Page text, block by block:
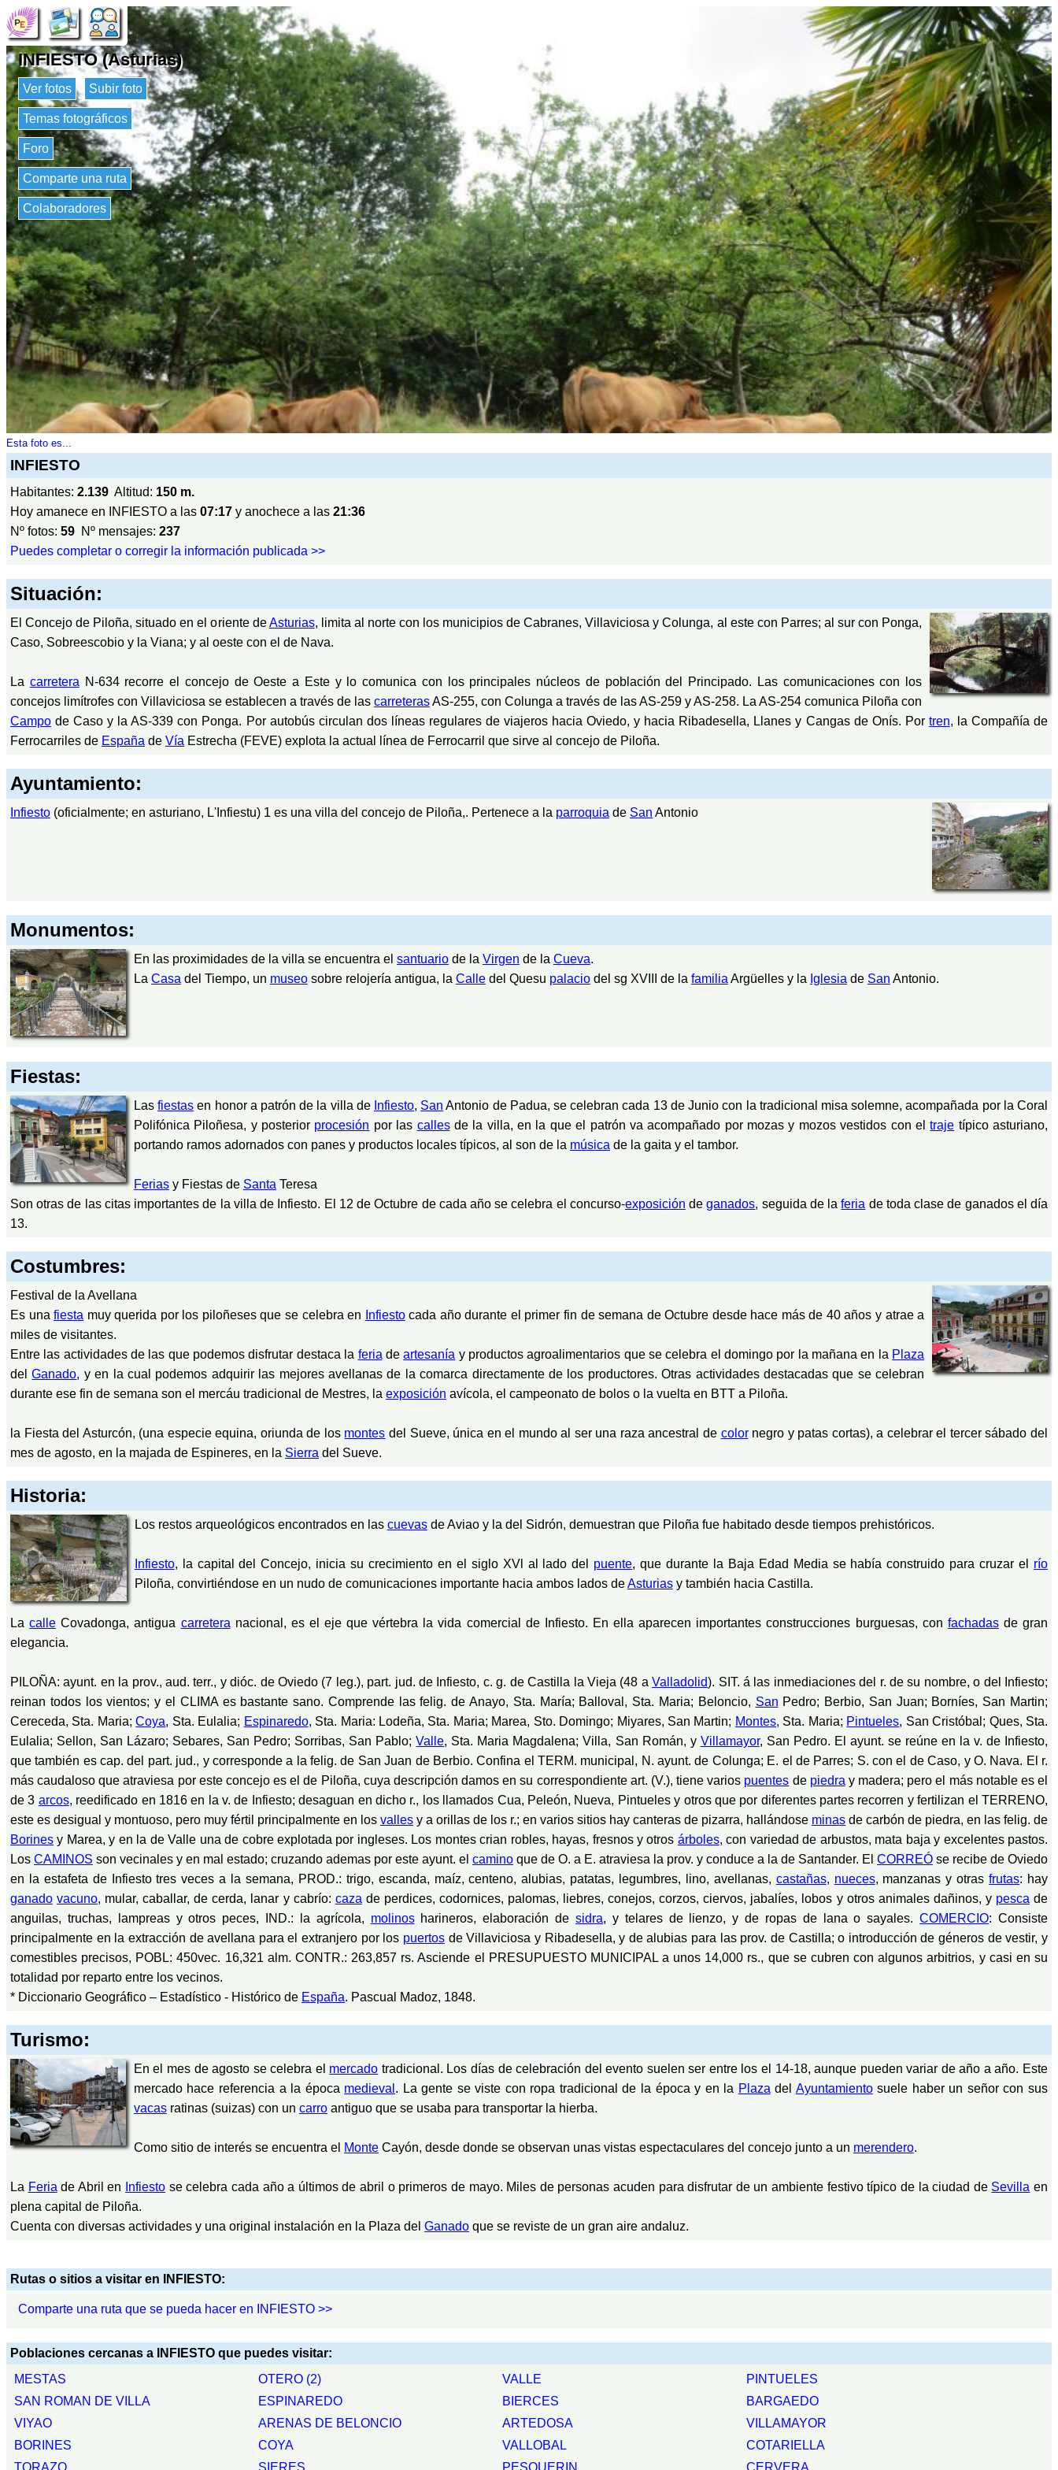
INFIESTO (Asturias)
Ver fotos Subir foto
Temas fotográficos
Foro
Comparte una ruta
Colaboradores
Esta foto es...
INFIESTO
Habitantes: 2.139 Altitud: 150 m.
Hoy amanece en INFIESTO a las 07:17 y anochece a las 21:36
Nº fotos: 59 Nº mensajes: 237
Puedes completar o corregir la información publicada >>
Situación:
El Concejo de Piloña, situado en el oriente deAsturias, limita al norte con los municipios de Cabranes, Villaviciosa y Colunga, al este con Parres; al sur con Ponga,
Caso, Sobreescobio y la Viana; y al oeste con el de Nava.
La carretera N-634 recorre el concejo de Oeste a Este y lo comunica con los principales núcleos de población del Principado. Las comunicaciones con los
concejos limítrofes con Villaviciosa se establecen a través de las carreterasAS-255, con Colunga a través de las AS-259 y AS-258. La AS-254 comunica Piloña con
Campo de Caso y la AS-339 con Ponga. Por autobús circulan dos líneas regulares de viajeros hacia Oviedo, y hacia Ribadesella, Llanes y Cangas de Onís. Por tren, la Compañía de
Ferrocarriles de España de Vía Estrecha (FEVE) explota la actual línea de Ferrocarril que sirve al concejo de Piloña.
Ayuntamiento:
Infiesto (oficialmente; en asturiano, L'Infiestu) 1 es una villa del concejo de Piloña,. Pertenece a la parroquia de San Antonio
Monumentos:
En las proximidades de la villa se encuentra el santuariode la Virgen de la Cueva.
La Casa del Tiempo, un museosobre relojería antigua, la Calledel Quesu palaciodel sg XVIII de la familia Argüelles y la Iglesia de San Antonio.
Fiestas:
Lasfiestas en honor a patrón de la villa de Infiesto, San Antonio de Padua, se celebran cada 13 de Junio con la tradicional misa solemne, acompañada por la Coral
Polifónica Piloñesa, y posterior procesión por las callesde la villa, en la que el patrón va acompañado por mozas y mozos vestidos con eltraje típico asturiano,
portando ramos adornados con panes y productos locales típicos, al son de la música de la gaita y el tambor.
Feriasy Fiestas de Santa Teresa
Son otras de las citas importantes de la villa de Infiesto. El 12 de Octubre de cada año se celebra el concurso-exposición deganados, seguida de laferia de toda clase de ganados el día
13.
Costumbres:
Festival de la Avellana
Es unafiesta muy querida por los piloñeses que se celebra en Infiestocada año durante el primer fin de semana de Octubre desde hace más de 40 años y atrae a
miles de visitantes.
Entre las actividades de las que podemos disfrutar destaca la feria deartesanía y productos agroalimentarios que se celebra el domingo por la mañana en la Plaza
delGanado, y en la cual podemos adquirir las mejores avellanas de la comarca directamente de los productores. Otras actividades destacadas que se celebran
durante ese fin de semana son el mercáu tradicional de Mestres, la exposición avícola, el campeonato de bolos o la vuelta en BTT a Piloña.
la Fiesta del Asturcón, (una especie equina, oriunda de los montes del Sueve, única en el mundo al ser una raza ancestral de colornegro y patas cortas), a celebrar el tercer sábado del
mes de agosto, en la majada de Espineres, en la Sierra del Sueve.
Historia:
Los restos arqueológicos encontrados en las cuevasde Aviao y la del Sidrón, demuestran que Piloña fue habitado desde tiempos prehistóricos.
Infiesto, la capital del Concejo, inicia su crecimiento en el siglo XVl al lado del puente, que durante la Baja Edad Media se había construido para cruzar el río
Piloña, convirtiéndose en un nudo de comunicaciones importante hacia ambos lados deAsturiasy también hacia Castilla.
Lacalle Covadonga, antigua carretera nacional, es el eje que vértebra la vida comercial de Infiesto. En ella aparecen importantes construcciones burguesas, con fachadasde gran
elegancia.
PILOÑA: ayunt. en la prov., aud. terr., y dióc. de Oviedo (7 leg.), part. jud. de Infiesto, c. g. de Castilla la Vieja (48 aValladolid). SIT. á las inmediaciones del r. de su nombre, o del Infiesto;
reinan todos los vientos; y el CLIMA es bastante sano. Comprende las felig. de Anayo, Sta. María; Balloval, Sta. Maria; Beloncio, San Pedro; Berbio, San Juan; Borníes, San Martin;
Cereceda, Sta. Maria;Coya, Sta. Eulalia; Espinaredo, Sta. Maria: Lodeña, Sta. Maria; Marea, Sto. Domingo; Miyares, San Martin; Montes, Sta. Maria; Pintueles, San Cristóbal; Ques, Sta.
Eulalia; Sellon, San Lázaro; Sebares, San Pedro; Sorribas, San Pablo;Valle, Sta. Maria Magdalena; Villa, San Román, y Villamayor, San Pedro. El ayunt. se reúne en la v. de Infiesto,
que también es cap. del part. jud., y corresponde a la felig. de San Juan de Berbio. Confina el TERM. municipal, N. ayunt. de Colunga; E. el de Parres; S. con el de Caso, y O. Nava. El r.
más caudaloso que atraviesa por este concejo es el de Piloña, cuya descripción damos en su correspondiente art. (V.), tiene varios puentes de piedra y madera; pero el más notable es el
de 3 arcos, reedificado en 1816 en la v. de Infiesto; desaguan en dicho r., los llamados Cua, Peleón, Nueva, Pintueles y otros que por diferentes partes recorren y fertilizan el TERRENO,
este es desigual y montuoso, pero muy fértil principalmente en los valles y a orillas de los r.; en varios sitios hay canteras de pizarra, hallándose minas de carbón de piedra, en las felig. de
Borines y Marea, y en la de Valle una de cobre explotada por ingleses. Los montes crian robles, hayas, fresnos y otros árboles, con variedad de arbustos, mata baja y excelentes pastos.
Los CAMINOS son vecinales y en mal estado; cruzando ademas por este ayunt. el camino que de O. a E. atraviesa la prov. y conduce a la de Santander. El CORREÓ se recibe de Oviedo
en la estafeta de Infiesto tres veces a la semana, PROD.: trigo, escanda, maíz, centeno, alubias, patatas, legumbres, lino, avellanas, castañas, nueces, manzanas y otrasfrutas: hay
ganado vacuno, mular, caballar, de cerda, lanar y cabrío: caza de perdices, codornices, palomas, liebres, conejos, corzos, ciervos, jabalíes, lobos y otros animales dañinos, y pesca de
anguilas, truchas, lampreas y otros peces, IND.: la agrícola, molinosharineros, elaboración desidra, y telares de lienzo, y de ropas de lana o sayales.COMERCIO: Consiste
principalmente en la extracción de avellana para el extranjero por los puertosde Villaviciosa y Ribadesella, y de alubias para las prov. de Castilla; o introducción de géneros de vestir, y
comestibles precisos, POBL: 450vec. 16,321 alm. CONTR.: 263,857 rs. Asciende el PRESUPUESTO MUNICIPAL a unos 14,000 rs., que se cubren con algunos arbitrios, y casi en su
totalidad por reparto entre los vecinos.
* Diccionario Geográfico – Estadístico - Histórico de España. Pascual Madoz, 1848.
Turismo:
En el mes de agosto se celebra el mercado tradicional. Los días de celebración del evento suelen ser entre los el 14-18, aunque pueden variar de año a año. Este
mercado hace referencia a la época medieval . La gente se viste con ropa tradicional de la época y en la Plaza del Ayuntamientosuele haber un señor con sus
vacasratinas (suizas) con un carroantiguo que se usaba para transportar la hierba.
Como sitio de interés se encuentra el MonteCayón, desde donde se observan unas vistas espectaculares del concejo junto a un merendero.
La Feria de Abril en Infiesto se celebra cada año a últimos de abril o primeros de mayo. Miles de personas acuden para disfrutar de un ambiente festivo típico de la ciudad de Sevilla en
plena capital de Piloña.
Cuenta con diversas actividades y una original instalación en la Plaza del Ganado que se reviste de un gran aire andaluz.
Rutas o sitios a visitar en INFIESTO:
Comparte una ruta que se pueda hacer en INFIESTO >>
Poblaciones cercanas a INFIESTO que puedes visitar:
MESTAS
OTERO (2) VALLE
PINTUELES
SAN ROMAN DE VILLA
ESPINAREDO BIERCES
BARGAEDO
VIYAO
ARENAS DE BELONCIO ARTEDOSA
VILLAMAYOR
BORINES
COYA VALLOBAL
COTARIELLA
TORAZO
SIERES PESQUERIN CERVERA